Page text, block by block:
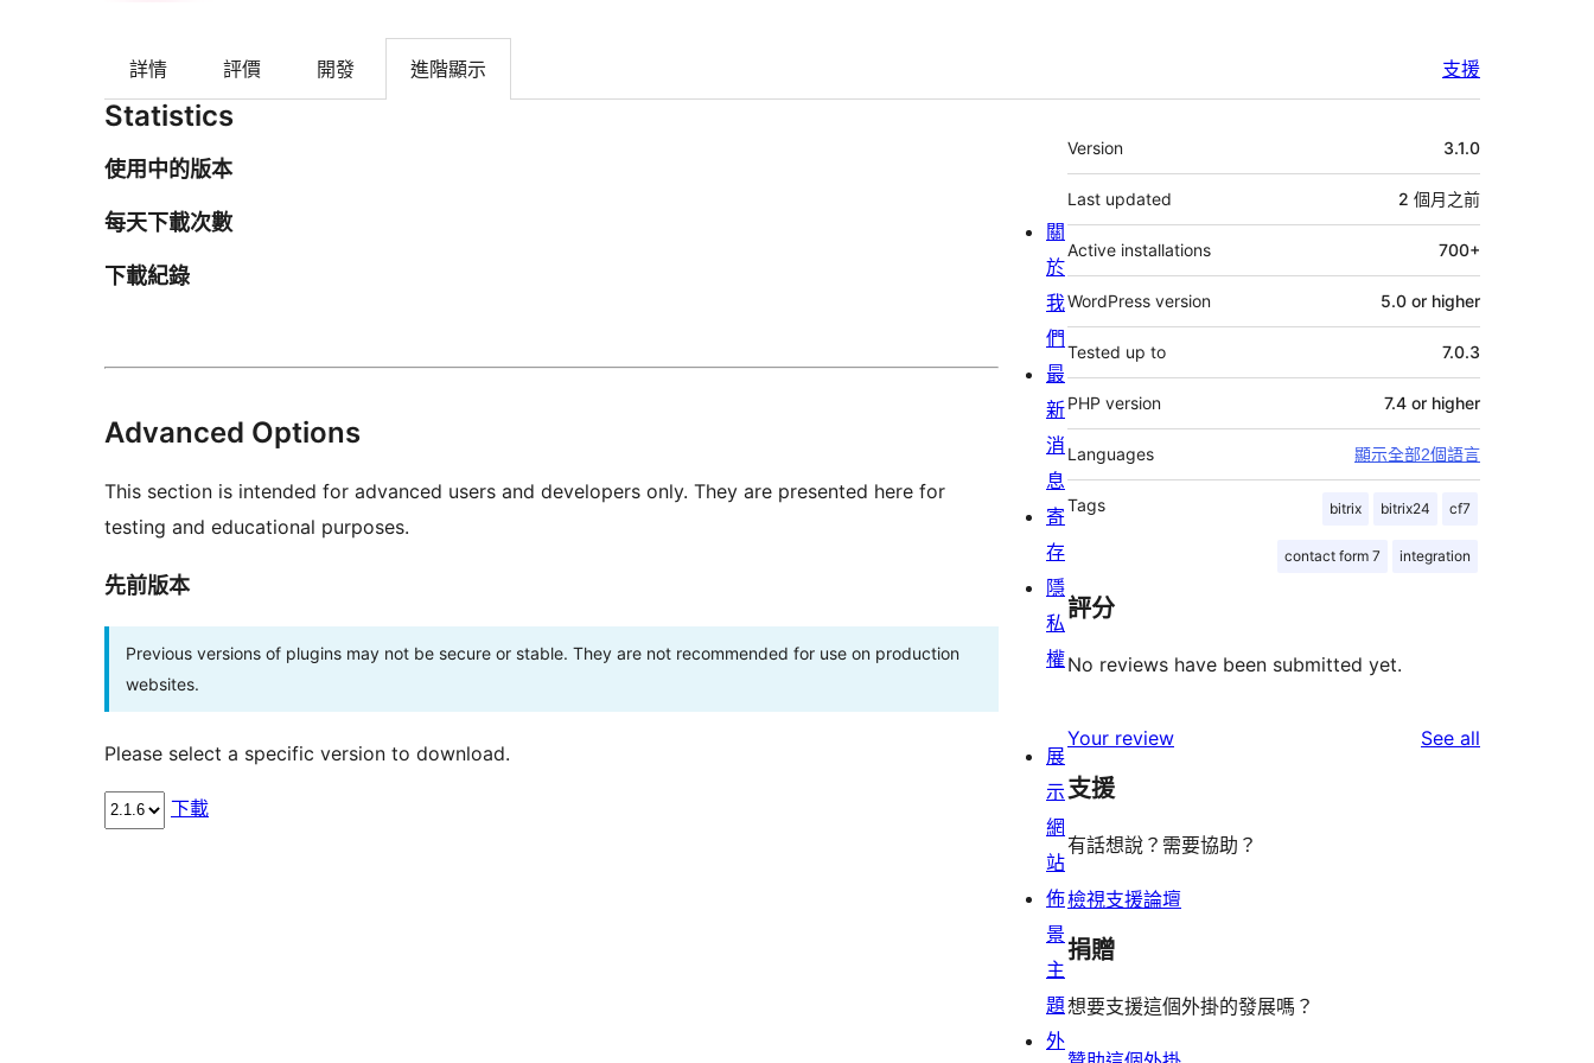
詳情 評價 開發 進階顯示 支援
Statistics
使用中的版本
每天下載次數
下載紀錄
Advanced Options
This section is intended for advanced users and developers only. They are presented here for
testing and educational purposes.
先前版本
Previous versions of plugins may not be secure or stable. They are not recommended for use on production
websites.
Please select a specific version to download.
下載
其
它
Version 3.1.0
Last updated 2 個月 之前
Active installations 700+
WordPress version 5.0 or higher
Tested up to 7.0.3
PHP version 7.4 or higher
Languages 顯示全部2個語言
Tags bitrix bitrix24 cf7
contact form 7 integration
評分
No reviews have been submitted yet.
Your review See all
支援
有話想說？需要協助？
檢視支援論壇
捐贈
想要支援這個外掛的發展嗎？
關
於
我
們
最
新
消
息
寄
存
隱
私
權
展
示
網
站
佈
景
主
題
外